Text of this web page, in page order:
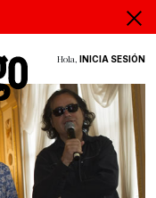
Hola, INICIA SESIÓN